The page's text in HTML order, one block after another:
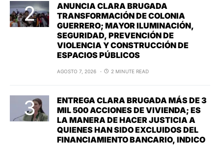
ANUNCIA CLARA BRUGADA
TRANSFORMACIÓN DE COLONIA
GUERRERO; MAYOR ILUMINACIÓN,
SEGURIDAD, PREVENCIÓN DE
VIOLENCIA Y CONSTRUCCIÓN DE
ESPACIOS PÚBLICOS
AGOSTO 7, 2026 2 MINUTE READ
ENTREGA CLARA BRUGADA MÁS DE 3
MIL 500 ACCIONES DE VIVIENDA; ES
LA MANERA DE HACER JUSTICIA A
QUIENES HAN SIDO EXCLUIDOS DEL
FINANCIAMIENTO BANCARIO, INDICO